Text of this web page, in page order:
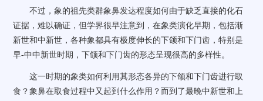
不过，象的祖先类群象鼻发达程度如何由于缺乏直接的化石
证据，难以确证，但学界很早注意到，在象类演化早期，包括渐
新世和中新世，各种象都具有极度伸长的下颌和下门齿，特别是
早-中中新世时期，下颌和下门齿的形态呈现很高的多样性。
这一时期的象类如何利用其形态各异的下颌和下门齿进行取
食？象鼻在取食过程中又起到什么作用？而到了最晚中新世和上